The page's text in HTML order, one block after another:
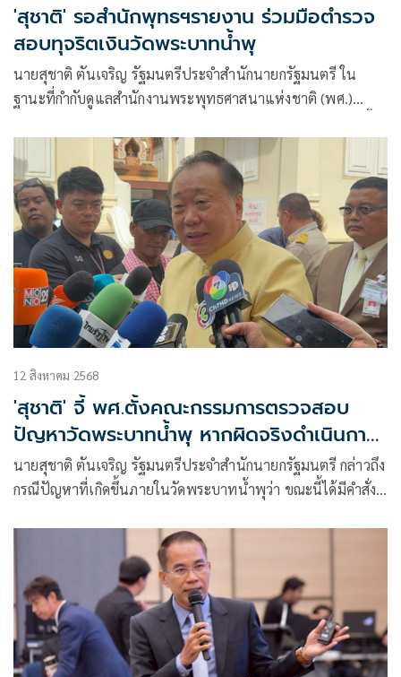
'สุชาติ' รอสำนักพุทธฯรายงาน ร่วมมือตำรวจ
สอบทุจริตเงินวัดพระบาทน้ำพุ
นายสุชาติ ตันเจริญ รัฐมนตรีประจำสำนักนายกรัฐมนตรี ใน
ฐานะที่กำกับดูแลสำนักงานพระพุทธศาสนาแห่งชาติ (พศ.)
ตนกำลังรอ พศ.รายงานกลับมา
12 สิงหาคม 2568
'สุชาติ' จี้ พศ.ตั้งคณะกรรมการตรวจสอบ
ปัญหาวัดพระบาทน้ำพุ หากผิดจริงดำเนินการ
ตามระเบียบ
นายสุชาติ ตันเจริญ รัฐมนตรีประจำสำนักนายกรัฐมนตรี กล่าวถึง
กรณีปัญหาที่เกิดขึ้นภายในวัดพระบาทน้ำพุว่า ขณะนี้ได้มีคำสั่ง